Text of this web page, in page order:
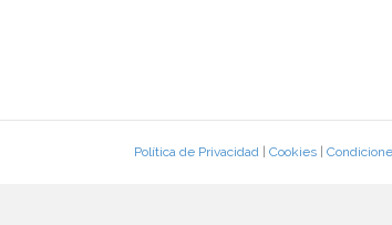
Política de Privacidad| Cookies|